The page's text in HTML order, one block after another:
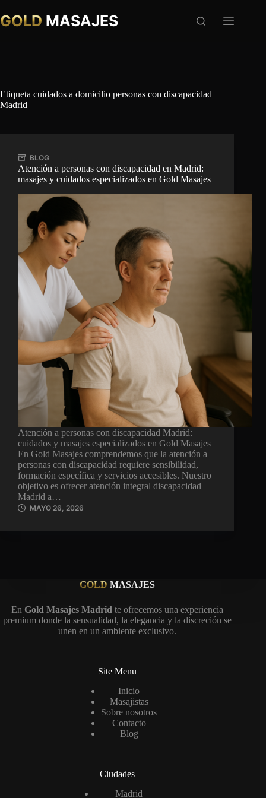
al
contenido
GOLD MASAJES
Etiqueta cuidados a domicilio personas con discapacidad
Madrid
BLOG
Atención a personas con discapacidad en Madrid:
masajes y cuidados especializados en Gold Masajes
Atención a personas con discapacidad Madrid:
cuidados y masajes especializados en Gold Masajes
En Gold Masajes comprendemos que la atención a
personas con discapacidad requiere sensibilidad,
formación específica y servicios accesibles. Nuestro
objetivo es ofrecer atención integral discapacidad
Madrid a…
MAYO 26, 2026
GOLD MASAJES
En Gold Masajes Madrid te ofrecemos una experiencia
premium donde la sensualidad, la elegancia y la discreción se
unen en un ambiente exclusivo.
Site Menu
Inicio
Masajistas
Sobre nosotros
Contacto
Blog
Ciudades
Madrid